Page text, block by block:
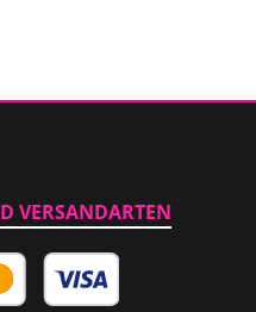
VERSANDARTEN